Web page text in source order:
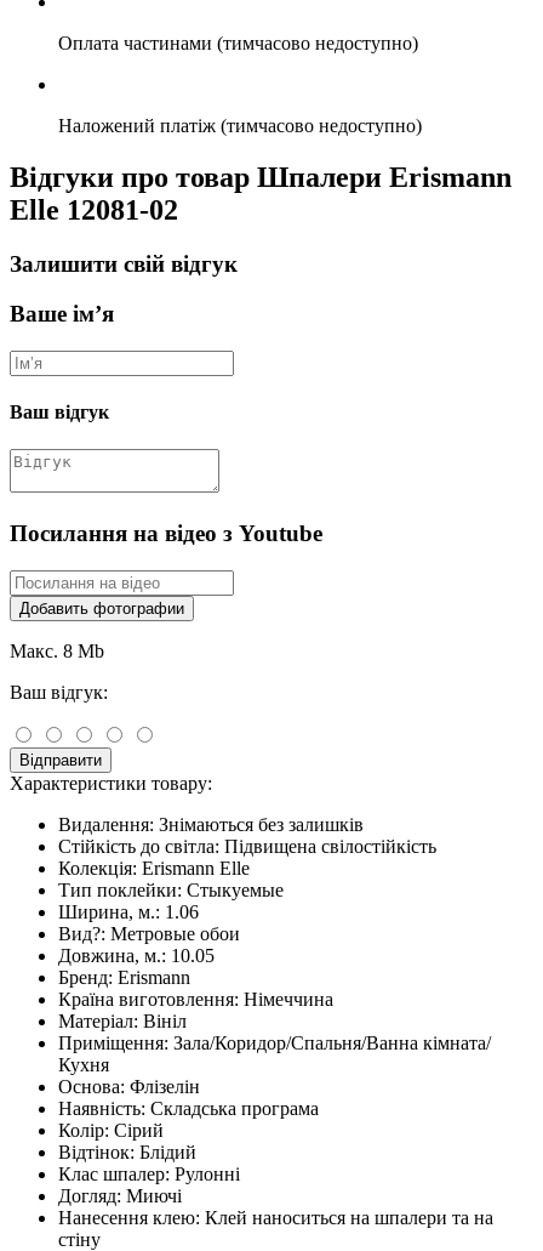
Оплата частинами (тимчасово недоступно)
Наложений платіж (тимчасово недоступно)
Відгуки про товар Шпалери Erismann
Elle 12081-02
Залишити свій відгук
Ваше ім’я
Ваш відгук
Посилання на відео з Youtube
Добавить фотографии
Макс. 8 Mb
Ваш відгук:
Відправити
Характеристики товару:
Видалення: Знімаються без залишків
Стійкість до світла: Підвищена свілостійкість
Колекція: Erismann Elle
Тип поклейки: Стыкуемые
Ширина, м.: 1.06
Вид?: Метровые обои
Довжина, м.: 10.05
Бренд: Erismann
Країна виготовлення: Німеччина
Матеріал: Вініл
Приміщення: Зала/Коридор/Спальня/Ванна кімната/
Кухня
Основа: Флізелін
Наявність: Складська програма
Колір: Сірий
Відтінок: Блідий
Клас шпалер: Рулонні
Догляд: Миючі
Нанесення клею: Клей наноситься на шпалери та на
стіну